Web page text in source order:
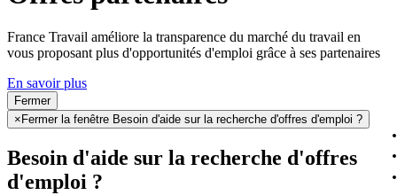
France Travail améliore la transparence du marché du travail en
vous proposant plus d'opportunités d'emploi grâce à ses partenaires
En savoir plus
Fermer
× Fermer la fenêtre Besoin d'aide sur la recherche d'offres d'emploi ?
Besoin d'aide sur la recherche d'offres
d'emploi ?